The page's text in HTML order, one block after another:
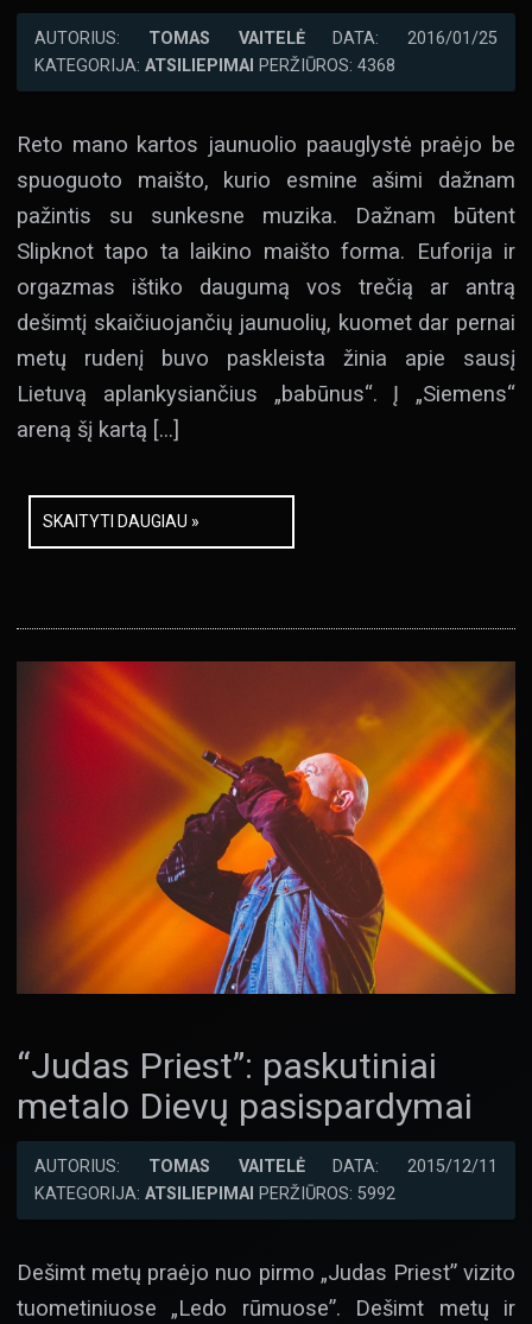
AUTORIUS: TOMAS VAITELĖDATA: 2016/01/25
KATEGORIJA: ATSILIEPIMAI PERŽIŪROS: 4368
Reto mano kartos jaunuolio paauglystė praėjo be
spuoguoto maišto, kurio esmine ašimi dažnam
pažintis su sunkesne muzika. Dažnam būtent
Slipknot tapo ta laikino maišto forma. Euforija ir
orgazmas ištiko daugumą vos trečią ar antrą
dešimtį skaičiuojančių jaunuolių, kuomet dar pernai
metų rudenį buvo paskleista žinia apie sausį
Lietuvą aplankysiančius „babūnus“. Į „Siemens“
areną šį kartą […]
SKAITYTI DAUGIAU »
“Judas Priest”: paskutiniai
metalo Dievų pasispardymai
AUTORIUS: TOMAS VAITELĖDATA: 2015/12/11
KATEGORIJA: ATSILIEPIMAI PERŽIŪROS: 5992
Dešimt metų praėjo nuo pirmo „Judas Priest” vizito
tuometiniuose „Ledo rūmuose”. Dešimt metų ir